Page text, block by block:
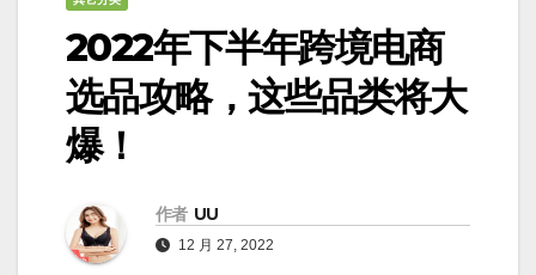
2022年下半年跨境电商
选品攻略，这些品类将大
爆！
作者 UU
12 月 27, 2022